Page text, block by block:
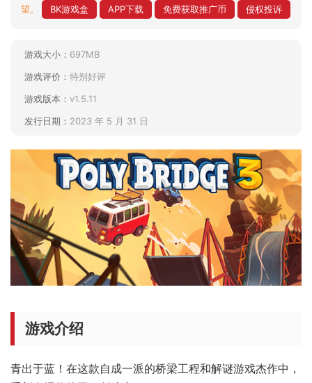
望。
BK游戏盒 APP下载 免费获取推广币 侵权投诉
游戏大小： 697MB
游戏评价： 特别好评
游戏版本： v1.5.11
发行日期： 2023 年 5 月 31 日
游戏介绍
青出于蓝！在这款自成一派的桥梁工程和解谜游戏杰作中，